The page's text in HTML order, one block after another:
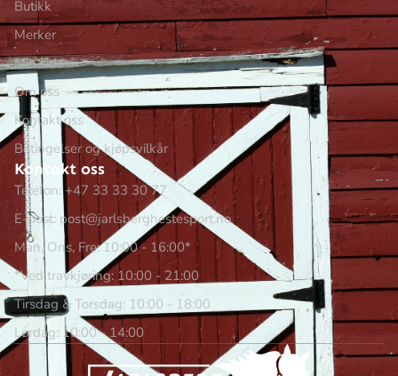
Butikk
Merker
Min side
Om oss
Kontakt oss
Betingelser og kjøpsvilkår
Kontakt oss
Telefon: +47 33 33 30 77
E-post: post@jarlsberghestesport.no
Man, Ons, Fre: 10:00 - 16:00*
*Ved travkjøring: 10:00 - 21:00
Tirsdag & Torsdag: 10:00 - 18:00
Lørdag: 10:00 - 14:00